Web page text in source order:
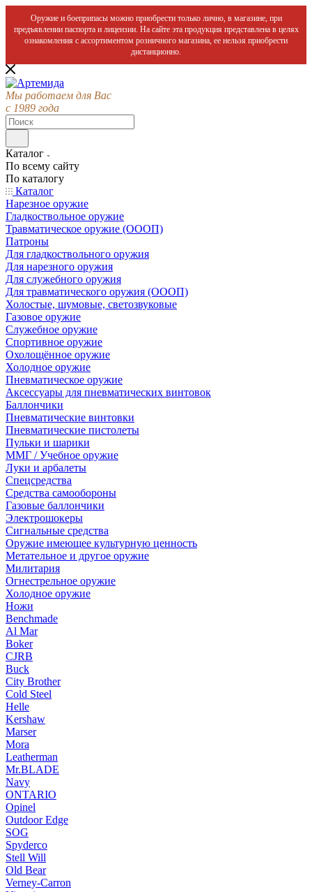
Оружие и боеприпасы можно приобрести только лично, в магазине, при
предъявлении паспорта и лицензии. На сайте эта продукция представлена в целях
ознакомления с ассортиментом розничного магазина, ее нельзя приобрести
дистанционно.
Мы работаем для Вас
с 1989 года
Каталог
По всему сайту
По каталогу
Каталог
Нарезное оружие
Гладкоствольное оружие
Травматическое оружие (ОООП)
Патроны
Для гладкоствольного оружия
Для нарезного оружия
Для служебного оружия
Для травматического оружия (ОООП)
Холостые, шумовые, светозвуковые
Газовое оружие
Служебное оружие
Спортивное оружие
Охолощённое оружие
Холодное оружие
Пневматическое оружие
Аксессуары для пневматических винтовок
Баллончики
Пневматические винтовки
Пневматические пистолеты
Пульки и шарики
ММГ / Учебное оружие
Луки и арбалеты
Спецсредства
Средства самообороны
Газовые баллончики
Электрошокеры
Сигнальные средства
Оружие имеющее культурную ценность
Метательное и другое оружие
Милитария
Огнестрельное оружие
Холодное оружие
Ножи
Benchmade
Al Mar
Boker
CJRB
Buck
City Brother
Cold Steel
Helle
Kershaw
Marser
Mora
Leatherman
Mr.BLADE
Navy
ONTARIO
Opinel
Outdoor Edge
SOG
Spyderco
Stell Will
Old Bear
Verney-Carron